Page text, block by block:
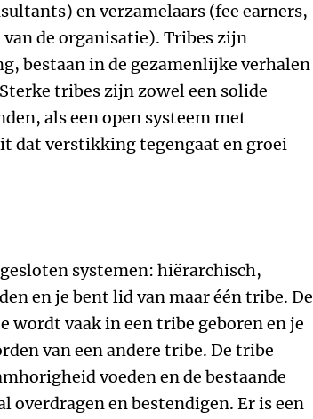
en verzamelaars (fee earners,
de organisatie). Tribes zijn
bestaan in de gezamenlijke verhalen
tribes zijn zowel een solide
als een open systeem met
dat verstikking tegengaat en groei
systemen: hiërarchisch,
en je bent lid van maar één tribe. De
wordt vaak in een tribe geboren en je
van een andere tribe. De tribe
voeden en de bestaande
overdragen en bestendigen. Er is een